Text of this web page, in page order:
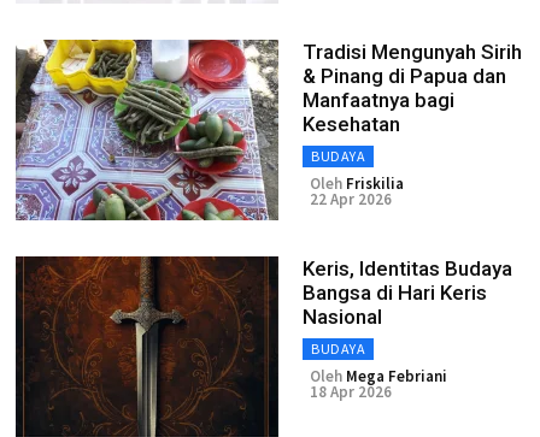
Tradisi Mengunyah Sirih
& Pinang di Papua dan
Manfaatnya bagi
Kesehatan
BUDAYA
Oleh Friskilia
22 Apr 2026
Keris, Identitas Budaya
Bangsa di Hari Keris
Nasional
BUDAYA
Oleh Mega Febriani
18 Apr 2026